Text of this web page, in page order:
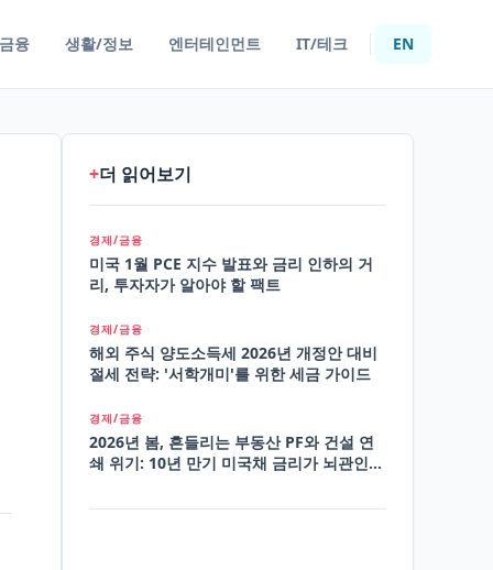
융 생활/정보 엔터테인먼트 IT/테크 EN
+더 읽어보기
경제/금융
미국 1월 PCE 지수 발표와 금리 인하의 거
리, 투자자가 알아야 할 팩트
경제/금융
해외 주식 양도소득세 2026년 개정안 대비
절세 전략: '서학개미'를 위한 세금 가이드
경제/금융
2026년 봄, 흔들리는 부동산 PF와 건설 연
쇄 위기: 10년 만기 미국채 금리가 뇌관인